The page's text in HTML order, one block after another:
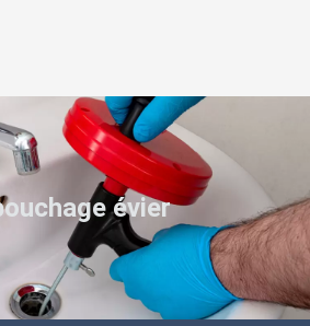
évier